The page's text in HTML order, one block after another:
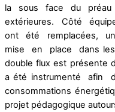
la sous face du préau
extérieures. Côté
ont été remplacées,
mise en place dans les
double flux est présente
a été instrumenté afin
consommations
projet pédagogique